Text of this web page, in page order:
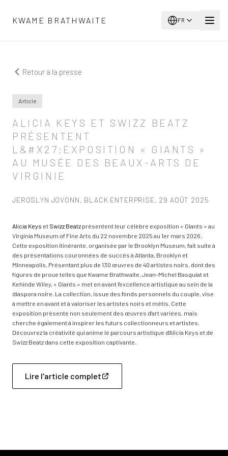
KWAME BRATHWAITE
FR
Retour à la presse
Article
ALICIA KEYS ET SWIZZ BEATZ
PRÉSENTENT
L&#X27;EXPOSITION « GIANTS »
AU MUSÉE DES BEAUX-ARTS DE
VIRGINIE
JEROSLYN JOVONN, BLACK ENTERPRISE, 29 AOÛT 2025
Alicia Keys et Swizz Beatz présentent leur célèbre exposition « Giants » au
Virginia Museum of Fine Arts du 22 novembre 2025 au 1er mars 2026.
Cette exposition itinérante, organisée par le Brooklyn Museum, fait suite à
des présentations couronnées de succès à Atlanta, Brooklyn et
Minneapolis. Présentant plus de 130 œuvres de 40 artistes noirs, dont des
figures de proue telles que Kwame Brathwaite, Jean-Michel Basquiat et
Kehinde Wiley, « Giants » met en avant l'excellence artistique au sein de la
diaspora noire. La collection, issue des fonds personnels du couple, vise
à mettre en avant et à valoriser les artistes noirs et métis. Cette
exposition présente non seulement des œuvres d'art variées, mais
cherche également à inspirer les futurs collectionneurs et artistes.
Découvrez la créativité qui anime le parcours artistique d'Alicia Keys et de
Swizz Beatz dans cette exposition captivante.
Lire l'article complet